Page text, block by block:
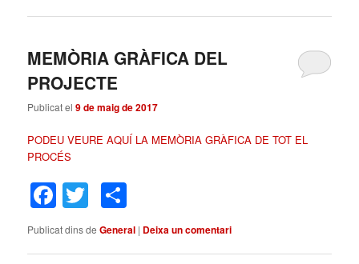
MEMÒRIA GRÀFICA DEL
PROJECTE
Publicat el9 de maig de 2017
PODEU VEURE AQUÍ LA MEMÒRIA GRÀFICA DE TOT EL
PROCÉS
Facebook
Twitter
Publicat dins de General | Deixa un comentari